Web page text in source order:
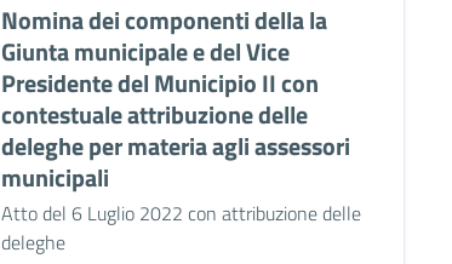
Nomina dei componenti della la
Giunta municipale e del Vice
Presidente del Municipio II con
contestuale attribuzione delle
deleghe per materia agli assessori
municipali
Atto del 6 Luglio 2022 con attribuzione delle
deleghe